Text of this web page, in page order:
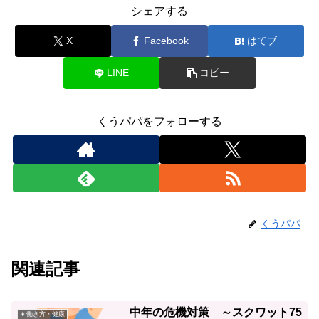
シェアする
X Facebook はてブ
LINE コピー
くうパパをフォローする
くうパパ
関連記事
👧働き方・健康 中年の危機対策 ～スクワット75